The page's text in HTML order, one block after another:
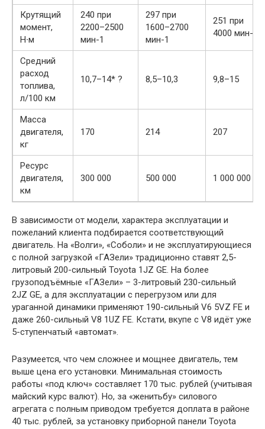
Крутящий
момент,
Н∙м
240 при
2200–2500
мин-1
297 при
1600–2700
мин-1
251 при
4000 мин-1
Средний
расход
топлива,
л/100 км
10,7–14* ? 8,5–10,3 9,8–15
Масса
двигателя,
кг
170 214 207
Ресурс
двигателя,
км
300 000 500 000 1 000 000
В зависимости от модели, характера эксплуатации и
пожеланий клиента подбирается соответствующий
двигатель. На «Волги», «Соболи» и не эксплуатирующиеся
с полной загрузкой «ГАЗели» традиционно ставят 2,5-
литровый 200-сильный Toyota 1JZ GE. На более
грузоподъёмные «ГАЗели» – 3-литровый 230-сильный
2JZ GE, а для эксплуатации с перегрузом или для
ураганной динамики применяют 190-сильный V6 5VZ FE и
даже 260-сильный V8 1UZ FE. Кстати, вкупе с V8 идёт уже
5-ступенчатый «автомат».
Разумеется, что чем сложнее и мощнее двигатель, тем
выше цена его установки. Минимальная стоимость
работы «под ключ» составляет 170 тыс. рублей (учитывая
майский курс валют). Но, за «женитьбу» силового
агрегата с полным приводом требуется доплата в районе
40 тыс. рублей, за установку приборной панели Toyota